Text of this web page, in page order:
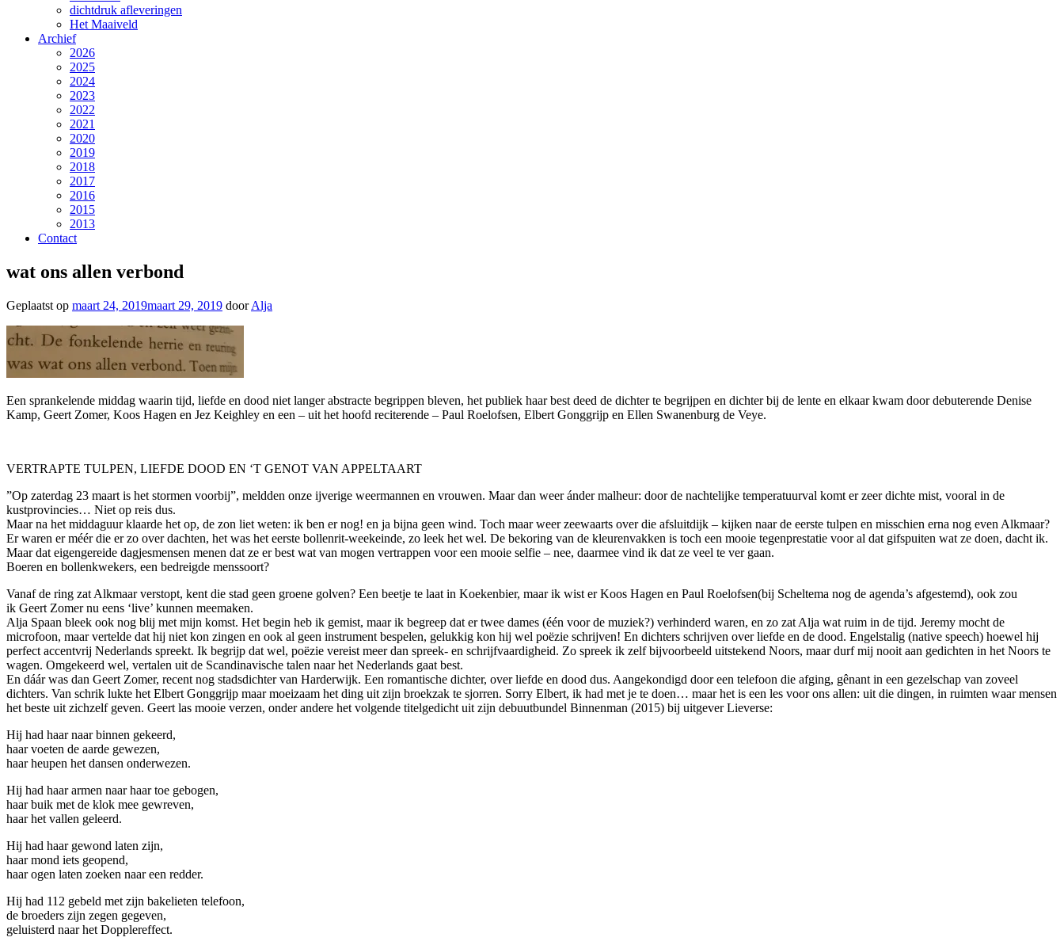
dichtdruk afleveringen
Het Maaiveld
Archief
2026
2025
2024
2023
2022
2021
2020
2019
2018
2017
2016
2015
2013
Contact
wat ons allen verbond
Geplaatst op maart 24, 2019maart 29, 2019 doorAlja
Een sprankelende middag waarin tijd, liefde en dood niet langer abstracte begrippen bleven, het publiek haar best deed de dichter te begrijpen en dichter bij de lente en elkaar kwam door debuterende Denise
Kamp, Geert Zomer, Koos Hagen en Jez Keighley en een – uit het hoofd reciterende – Paul Roelofsen, Elbert Gonggrijp en Ellen Swanenburg de Veye.
VERTRAPTE TULPEN, LIEFDE DOOD EN ‘T GENOT VAN APPELTAART
”Op zaterdag 23 maart is het stormen voorbij”, meldden onze ijverige weermannen en vrouwen. Maar dan weer ánder malheur: door de nachtelijke temperatuurval komt er zeer dichte mist, vooral in de
kustprovincies… Niet op reis dus.
Maar na het middaguur klaarde het op, de zon liet weten: ik ben er nog! en ja bijna geen wind. Toch maar weer zeewaarts over die afsluitdijk – kijken naar de eerste tulpen en misschien erna nog even Alkmaar?
Er waren er méér die er zo over dachten, het was het eerste bollenrit-weekeinde, zo leek het wel. De bekoring van de kleurenvakken is toch een mooie tegenprestatie voor al dat gifspuiten wat ze doen, dacht ik.
Maar dat eigengereide dagjesmensen menen dat ze er best wat van mogen vertrappen voor een mooie selfie – nee, daarmee vind ik dat ze veel te ver gaan.
Boeren en bollenkwekers, een bedreigde menssoort?
Vanaf de ring zat Alkmaar verstopt, kent die stad geen groene golven? Een beetje te laat in Koekenbier, maar ik wist er Koos Hagen en Paul Roelofsen(bij Scheltema nog de agenda’s afgestemd), ook zou
ik Geert Zomer nu eens ‘live’ kunnen meemaken.
Alja Spaan bleek ook nog blij met mijn komst. Het begin heb ik gemist, maar ik begreep dat er twee dames (één voor de muziek?) verhinderd waren, en zo zat Alja wat ruim in de tijd. Jeremy mocht de
microfoon, maar vertelde dat hij niet kon zingen en ook al geen instrument bespelen, gelukkig kon hij wel poëzie schrijven! En dichters schrijven over liefde en de dood. Engelstalig (native speech) hoewel hij
perfect accentvrij Nederlands spreekt. Ik begrijp dat wel, poëzie vereist meer dan spreek- en schrijfvaardigheid. Zo spreek ik zelf bijvoorbeeld uitstekend Noors, maar durf mij nooit aan gedichten in het Noors te
wagen. Omgekeerd wel, vertalen uit de Scandinavische talen naar het Nederlands gaat best.
En dáár was dan Geert Zomer, recent nog stadsdichter van Harderwijk. Een romantische dichter, over liefde en dood dus. Aangekondigd door een telefoon die afging, gênant in een gezelschap van zoveel
dichters. Van schrik lukte het Elbert Gonggrijp maar moeizaam het ding uit zijn broekzak te sjorren. Sorry Elbert, ik had met je te doen… maar het is een les voor ons allen: uit die dingen, in ruimten waar mensen
het beste uit zichzelf geven. Geert las mooie verzen, onder andere het volgende titelgedicht uit zijn debuutbundel Binnenman (2015) bij uitgever Lieverse:
Hij had haar naar binnen gekeerd,
haar voeten de aarde gewezen,
haar heupen het dansen onderwezen.
Hij had haar armen naar haar toe gebogen,
haar buik met de klok mee gewreven,
haar het vallen geleerd.
Hij had haar gewond laten zijn,
haar mond iets geopend,
haar ogen laten zoeken naar een redder.
Hij had 112 gebeld met zijn bakelieten telefoon,
de broeders zijn zegen gegeven,
geluisterd naar het Dopplereffect.